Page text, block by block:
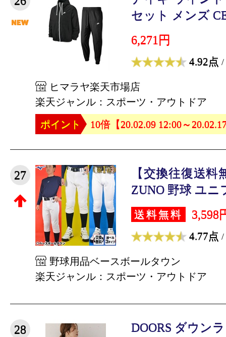
セット メンズ
6,271円
4.92点 /
ヒマラヤ楽天市場店
楽天ジャンル：スポーツ・アウトドア
ポイント
10倍【20.02.09 12:00～
27
【交換往復送
ZUNO 野球 ユニ
送料無料 3,598
4.77点 /
野球用品ベースボールタウン
楽天ジャンル：スポーツ・アウトドア
28
DOORS ダウン